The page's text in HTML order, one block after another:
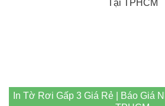
In Tờ Rơi Gấp 3 Giá Rẻ | Báo Giá